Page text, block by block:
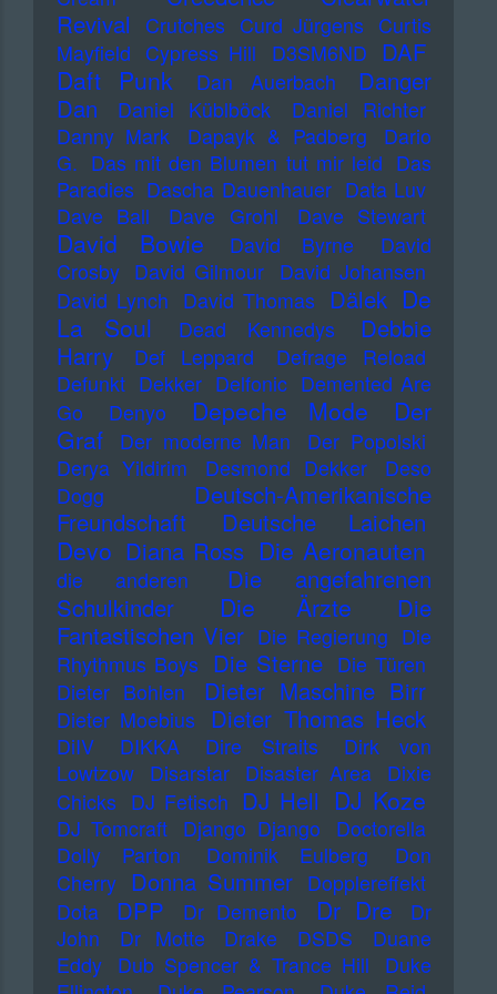
Revival
Crutches Curd Jürgens Curtis
Mayfield Cypress Hill D3SM6ND DAF
Daft Punk Dan Auerbach
Danger
Dan
Daniel Küblböck
Daniel Richter
Danny Mark
Dapayk & Padberg
Dario
G. Das mit den Blumen tut mir leid Das
Paradies Dascha Dauenhauer Data Luv
Dave Ball
Dave Grohl Dave Stewart
David Bowie David Byrne
David
Crosby David Gilmour David Johansen
David Lynch David Thomas Dälek De
La Soul
Dead Kennedys
Debbie
Harry
Def Leppard
Defrage Reload
Defunkt Dekker Delfonic Demented Are
Go
Denyo Depeche Mode
Der
Graf
Der moderne Man
Der Popolski
Derya Yildirim
Desmond Dekker
Deso
Dogg
Deutsch-Amerikanische
Freundschaft
Deutsche Laichen
Devo Diana Ross Die Aeronauten
die anderen
Die angefahrenen
Schulkinder
Die Ärzte
Die
Fantastischen Vier Die Regierung Die
Rhythmus Boys Die Sterne Die Türen
Dieter Bohlen
Dieter Maschine Birr
Dieter Moebius Dieter Thomas Heck
DiIV DIKKA Dire Straits
Dirk von
Lowtzow
Disarstar Disaster Area
Dixie
Chicks DJ Fetisch DJ Hell DJ Koze
DJ Tomcraft Django Django
Doctorella
Dolly Parton
Dominik Eulberg
Don
Cherry Donna Summer Dopplereffekt
Dota
DPP Dr Demento Dr Dre
Dr
John
Dr Motte Drake DSDS
Duane
Eddy
Dub Spencer & Trance Hill
Duke